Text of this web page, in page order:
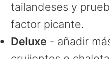
tailandeses y
factor picante.
Deluxe - añadir